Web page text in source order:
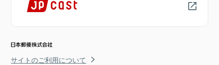
サイトのご利用について